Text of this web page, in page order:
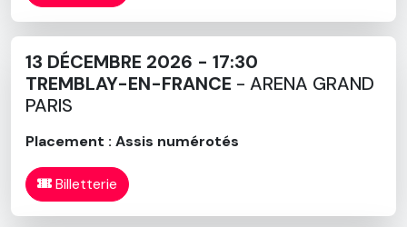
13 DÉCEMBRE 2026 - 17:30
TREMBLAY-EN-FRANCE - ARENA GRAND
PARIS
Placement : Assis numérotés
Billetterie